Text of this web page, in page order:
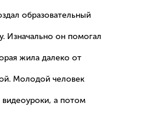
образовательный
Изначально он помогал
жила далеко от
Молодой человек
видеоуроки, а потом